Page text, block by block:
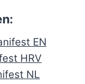
EN
HRV
NL